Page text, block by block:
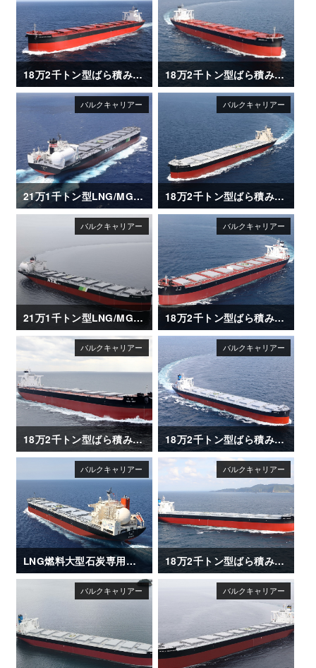
18万2千トン型ばら積み運搬船「FRONTIER RINDO」 18万2千トン型ばら積み運搬船「AQUABELLA」
21万1千トン型LNG/MGO 二元燃料ばら積み運搬船「SG HORIZON」 18万2千トン型ばら積み運搬船「GLOBAL FUTURE」
21万1千トン型LNG/MGO 二元燃料ばら積み運搬船「SG SUNRISE」 18万2千トン型ばら積み運搬船「BO MAY」
18万2千トン型ばら積み運搬船「HENG MAY」 18万2千トン型ばら積み運搬船「CAPT G」
LNG燃料大型石炭専用船「REIMEI（苓明）」 18万2千トン型ばら積み運搬船「CAPT TASOS」